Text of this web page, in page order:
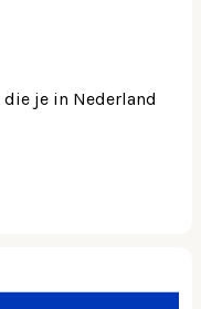
je in Nederland